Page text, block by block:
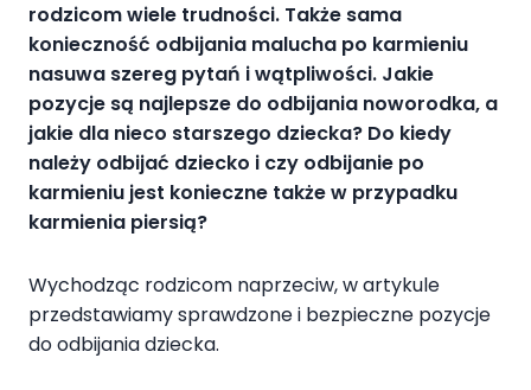
rodzicom wiele trudności. Także sama
konieczność odbijania malucha po karmieniu
nasuwa szereg pytań i wątpliwości. Jakie
pozycje są najlepsze do odbijania noworodka, a
jakie dla nieco starszego dziecka? Do kiedy
należy odbijać dziecko i czy odbijanie po
karmieniu jest konieczne także w przypadku
karmienia piersią?
Wychodząc rodzicom naprzeciw, w artykule
przedstawiamy sprawdzone i bezpieczne pozycje
do odbijania dziecka.